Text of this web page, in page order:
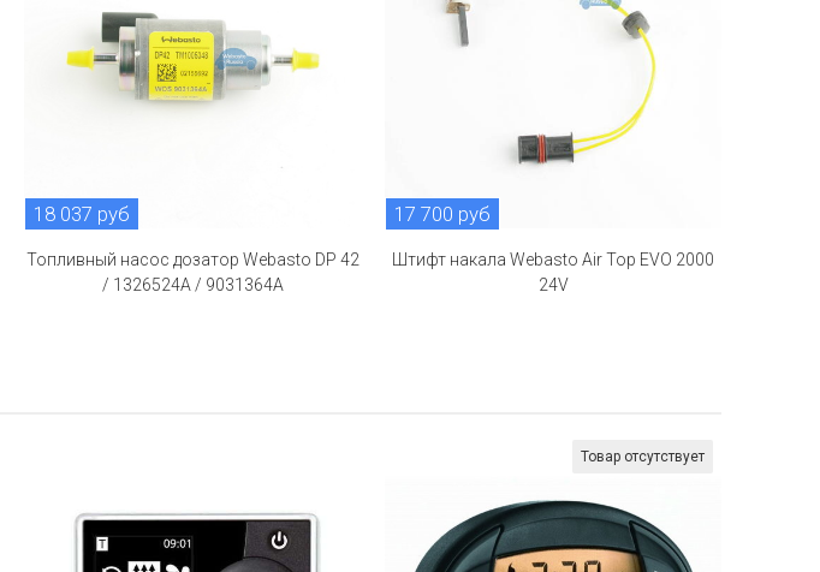
18 037 руб
Топливный насос дозатор Webasto DP 42
/ 1326524A / 9031364A
17 700 руб
Штифт накала Webasto Air Top EVO 2000
24V
Товар отсутствует